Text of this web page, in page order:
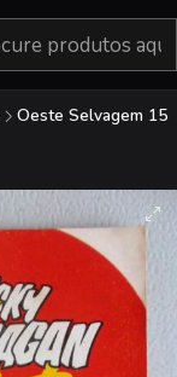
Oeste Selvagem 15